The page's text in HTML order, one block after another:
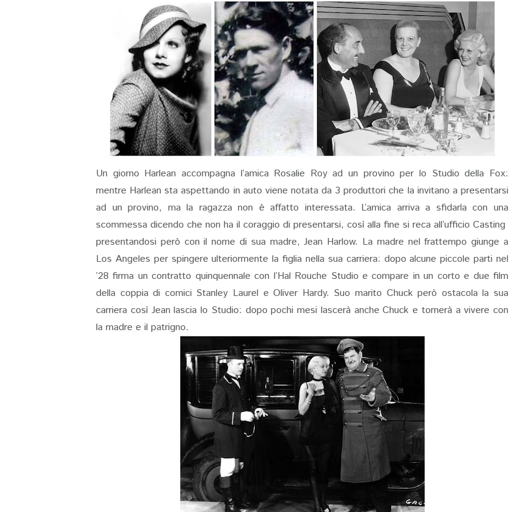
Un giorno Harlean accompagna l’amica Rosalie Roy ad un provino per lo Studio della Fox:
mentre Harlean sta aspettando in auto viene notata da 3 produttori che la invitano a presentarsi
ad un provino, ma la ragazza non è affatto interessata. L’amica arriva a sfidarla con una
scommessa dicendo che non ha il coraggio di presentarsi, così alla fine si reca all’ufficio Casting
presentandosi però con il nome di sua madre, Jean Harlow. La madre nel frattempo giunge a
Los Angeles per spingere ulteriormente la figlia nella sua carriera: dopo alcune piccole parti nel
’28 firma un contratto quinquennale con l’Hal Rouche Studio e compare in un corto e due film
della coppia di comici Stanley Laurel e Oliver Hardy. Suo marito Chuck però ostacola la sua
carriera così Jean lascia lo Studio: dopo pochi mesi lascerà anche Chuck e tornerà a vivere con
la madre e il patrigno.